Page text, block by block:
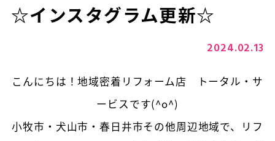
☆インスタグラム更新☆
2024.02.13
こんにちは！地域密着リフォーム店 トータル・サ
ービスです(^o^)
小牧市・犬山市・春日井市その他周辺地域で、リフ